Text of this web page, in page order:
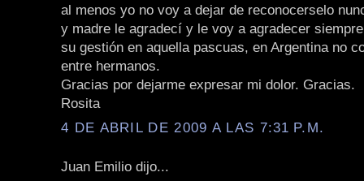
al menos yo no voy a dejar de reconocerselo
y madre le agradecí y le voy a agradecer
su gestión en aquella pascuas, en Argentina no
entre hermanos.
Gracias por dejarme expresar mi dolor. Gracias.
Rosita
4 DE ABRIL DE 2009 A LAS 7:31 P.M.
Juan Emilio dijo...